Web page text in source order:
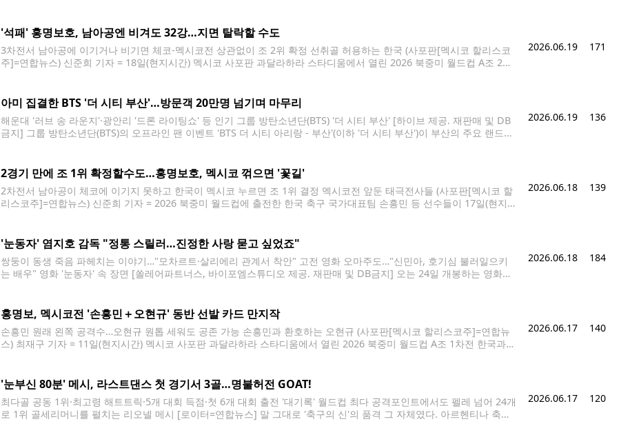
'석패' 홍명보호, 남아공엔 비겨도 32강…지면 탈락할 수도
3차전서 남아공에 이기거나 비기면 체코-멕시코전 상관없이 조 2위 확정 선취골 허용하는 한국 (사포판[멕시코 할리스코
주]=연합뉴스) 신준희 기자 = 18일(현지시간) 멕시코 사포판 과달라하라 스타디움에서 열린 2026 북중미 월드컵 A조 2차
2026.06.19 171
아미 집결한 BTS '더 시티 부산'…방문객 20만명 넘기며 마무리
해운대 '러브 송 라운지'·광안리 '드론 라이팅쇼' 등 인기 그룹 방탄소년단(BTS) '더 시티 부산' [하이브 제공. 재판매 및 DB
금지] 그룹 방탄소년단(BTS)의 오프라인 팬 이벤트 'BTS 더 시티 아리랑 - 부산'(이하 '더 시티 부산')이 부산의 주요 랜드마
2026.06.19 136
2경기 만에 조 1위 확정할수도…홍명보호, 멕시코 꺾으면 '꽃길'
2차전서 남아공이 체코에 이기지 못하고 한국이 멕시코 누르면 조 1위 결정 멕시코전 앞둔 태극전사들 (사포판[멕시코 할
리스코주]=연합뉴스) 신준희 기자 = 2026 북중미 월드컵에 출전한 한국 축구 국가대표팀 손흥민 등 선수들이 17일(현지
2026.06.18 139
'눈동자' 염지호 감독 "정통 스릴러…진정한 사랑 묻고 싶었죠"
쌍둥이 동생 죽음 파헤치는 이야기…"모차르트·살리에리 관계서 착안" 고전 영화 오마주도…"신민아, 호기심 불러일으키
는 배우" 영화 '눈동자' 속 장면 [쏠레어파트너스, 바이포엠스튜디오 제공. 재판매 및 DB금지] 오는 24일 개봉하는 영화
2026.06.18 184
홍명보, 멕시코전 '손흥민＋오현규' 동반 선발 카드 만지작
손흥민 원래 왼쪽 공격수…오현규 원톱 세워도 공존 가능 손흥민과 환호하는 오현규 (사포판[멕시코 할리스코주]=연합뉴
스) 최재구 기자 = 11일(현지시간) 멕시코 사포판 과달라하라 스타디움에서 열린 2026 북중미 월드컵 A조 1차전 한국과
2026.06.17 140
'눈부신 80분' 메시, 라스트댄스 첫 경기서 3골…명불허전 GOAT!
최다골 공동 1위·최고령 해트트릭·5개 대회 득점·첫 6개 대회 출전 '대기록' 월드컵 최다 공격포인트에서도 펠레 넘어 24개
로 1위 골세리머니를 펼치는 리오넬 메시 [로이터=연합뉴스] 말 그대로 '축구의 신'의 품격 그 자체였다. 아르헨티나 축구
2026.06.17 120